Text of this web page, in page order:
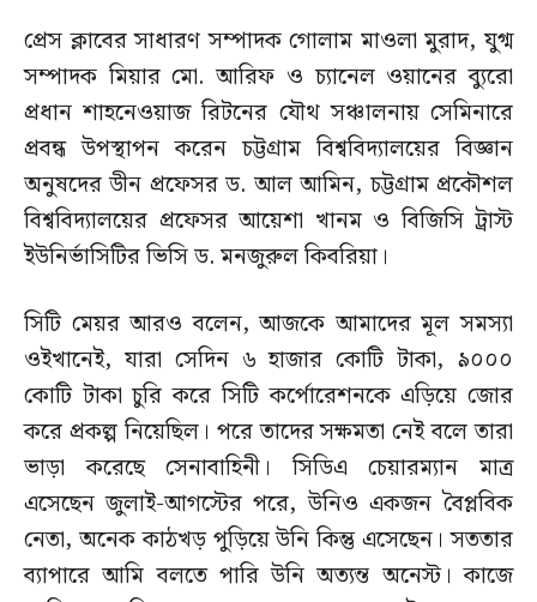
প্রেস ক্লাবের সাধারণ সম্পাদক গোলাম মাওলা মুরাদ, যুগ্ম
সম্পাদক মিয়ার মো. আরিফ ও চ্যানেল ওয়ানের ব্যুরো
প্রধান শাহনেওয়াজ রিটনের যৌথ সঞ্চালনায় সেমিনারে
প্রবন্ধ উপস্থাপন করেন চট্টগ্রাম বিশ্ববিদ্যালয়ের বিজ্ঞান
অনুষদের ডীন প্রফেসর ড. আল আমিন, চট্টগ্রাম প্রকৌশল
বিশ্ববিদ্যালয়ের প্রফেসর আয়েশা খানম ও বিজিসি ট্রাস্ট
ইউনির্ভাসিটির ভিসি ড. মনজুরুল কিবরিয়া।
সিটি মেয়র আরও বলেন, আজকে আমাদের মূল সমস্যা
ওইখানেই, যারা সেদিন ৬ হাজার কোটি টাকা, ৯০০০
কোটি টাকা চুরি করে সিটি কর্পোরেশনকে এড়িয়ে জোর
করে প্রকল্প নিয়েছিল। পরে তাদের সক্ষমতা নেই বলে তারা
ভাড়া করেছে সেনাবাহিনী। সিডিএ চেয়ারম্যান মাত্র
এসেছেন জুলাই-আগস্টের পরে, উনিও একজন বৈপ্লবিক
নেতা, অনেক কাঠখড় পুড়িয়ে উনি কিন্তু এসেছেন। সততার
ব্যাপারে আমি বলতে পারি উনি অত্যন্ত অনেস্ট। কাজে